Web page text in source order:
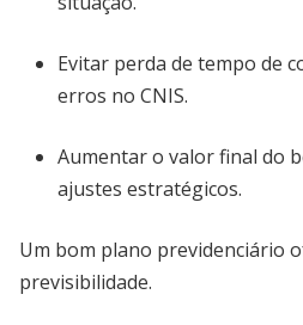
Evitar perda de tempo de
erros no CNIS.
Aumentar o valor final do
ajustes estratégicos.
Um bom plano previdenciário
previsibilidade.